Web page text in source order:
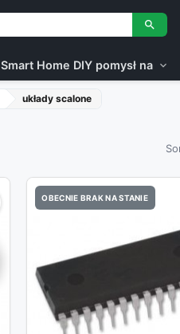

Smart Home DIY pomysł na expand_more
układy scalone
OBECNIE BRAK NA STANIE